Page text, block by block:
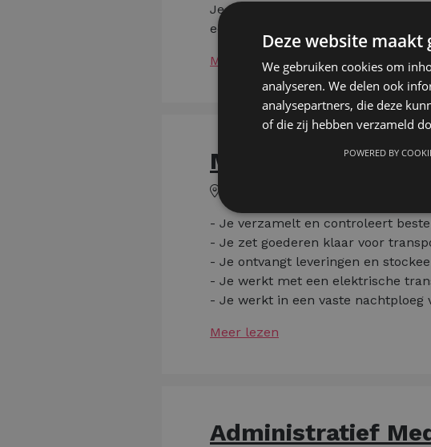
Je krijgt de kans om stap voor
een sleutelpositie binnen de winkel.
Meer lezen
Magazijnier
- Je verzamelt en controleert
- Je zet goederen klaar voor
- Je ontvangt leveringen en
- Je werkt met een elektrische
- Je werkt in een vaste nachtploeg
Meer lezen
Administratief
Deze website
We gebruiken cookies om
analyseren. We delen ook
analysepartners, die deze
of die zij hebben verzameld
POWERED BY